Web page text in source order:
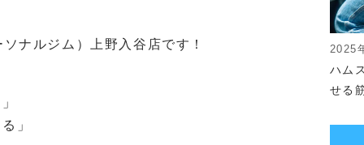
ナルジム）上野入谷店です！
」
2025
ハム
せる